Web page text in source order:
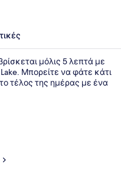
μόλις 5 λεπτά με
Μπορείτε να φάτε κάτι
τέλος της ημέρας με ένα